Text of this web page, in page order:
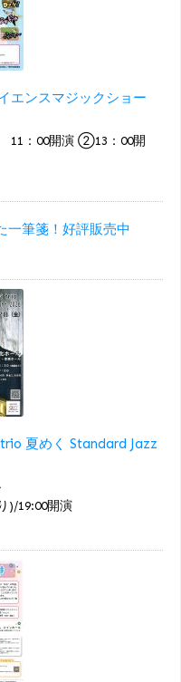
エンスマジックショー
11：00開演 ②13：00開
一筆箋！好評販売中
夏めく Standard Jazz
)/19:00開演